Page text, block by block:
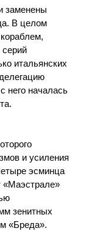
заменены
В целом
итальянских
него началась
и усиления
эсминца
«Маэстрале»
зенитных
«Бреда».